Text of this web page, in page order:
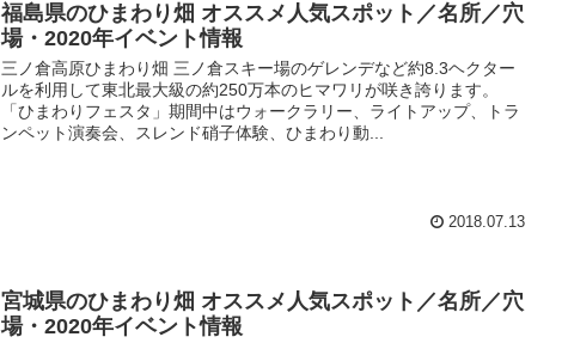
福島県のひまわり畑 オススメ人気スポット／名所／穴
場・2020年イベント情報
三ノ倉高原ひまわり畑 三ノ倉スキー場のゲレンデなど約8.3ヘクター
ルを利用して東北最大級の約250万本のヒマワリが咲き誇ります。
「ひまわりフェスタ」期間中はウォークラリー、ライトアップ、トラ
ンペット演奏会、スレンド硝子体験、ひまわり動...
2018.07.13
宮城県のひまわり畑 オススメ人気スポット／名所／穴
場・2020年イベント情報